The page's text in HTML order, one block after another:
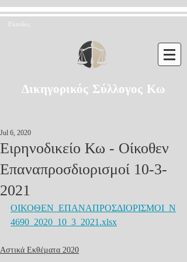
Είσοδος
Δικηγορικός Σύλλογος Κω
Ειρηνοδικείο Κω - Οίκοθεν
Επαναπροσδιορισμοί 10-3-
2021
Jul 6, 2020
ΟΙΚΟΘΕΝ_ΕΠΑΝΑΠΡΟΣΔΙΟΡΙΣΜΟΙ_Ν
4690_2020_10_3_2021.xlsx
Αστικά Εκθέματα 2020